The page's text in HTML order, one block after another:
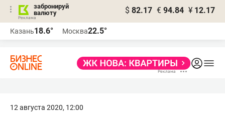
забронируй
валюту
$ 82.17 € 94.84 ¥ 12.17
Казань18.6° Москва22.5°
12 августа 2020, 12:00